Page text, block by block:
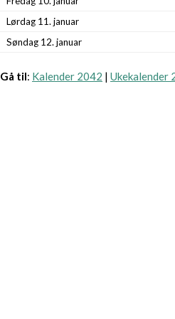
Lørdag 11. januar
Søndag 12. januar
Gå til: Kalender 2042 | Ukekalender